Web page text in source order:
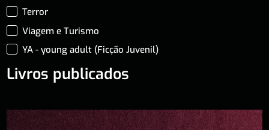
Terror
Viagem e Turismo
YA - young adult (Ficção Juvenil)
Livros publicados